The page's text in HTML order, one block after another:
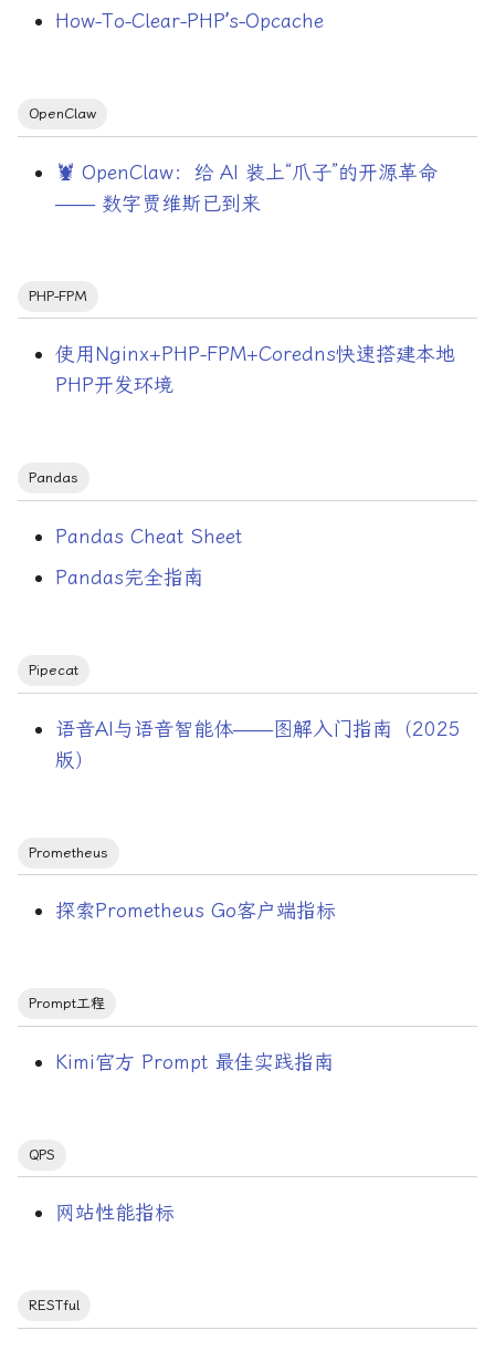
件/Elasticsearch
日志管理
映射
服务网格
构建工具
构建工具/CMake
构建工具/uv
泛型
激活函数
状态管理
How-To-Clear-PHP’s-Opcache
OpenClaw
🦞 OpenClaw：给 AI 装上“爪子”的开源革命
—— 数字贾维斯已到来
PHP-FPM
使用Nginx+PHP-FPM+Coredns快速搭建本地
PHP开发环境
Pandas
Pandas Cheat Sheet
Pandas完全指南
Pipecat
语音AI与语音智能体——图解入门指南（2025
版）
Prometheus
探索Prometheus Go客户端指标
Prompt工程
Kimi官方 Prompt 最佳实践指南
QPS
网站性能指标
RESTful